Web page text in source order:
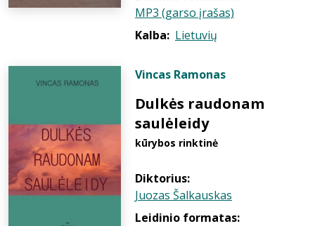
MP3 (garso įrašas)
Kalba: Lietuvių
Vincas Ramonas
Dulkės raudonam
saulėleidy
kūrybos rinktinė
Diktorius:
Juozas Šalkauskas
Leidinio formatas: